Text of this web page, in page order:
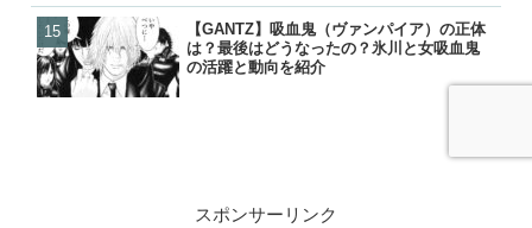
【GANTZ】吸血鬼（ヴァンパイア）の正体
は？最後はどうなったの？氷川と女吸血鬼
の活躍と動向を紹介
【BLEACH】星十字騎士団
ッター）の強さランキング
【BLEACH】星十字騎士団
残り一覧と時系列順の紹介
【GANTZ】レイカの最後と
クローンとはどうなったの
スポンサーリンク